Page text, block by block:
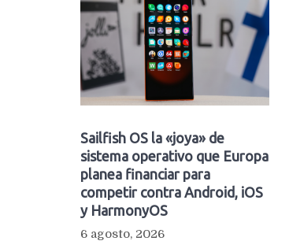
Sailfish OS la «joya» de
sistema operativo que Europa
planea financiar para
competir contra Android, iOS
y HarmonyOS
6 agosto, 2026